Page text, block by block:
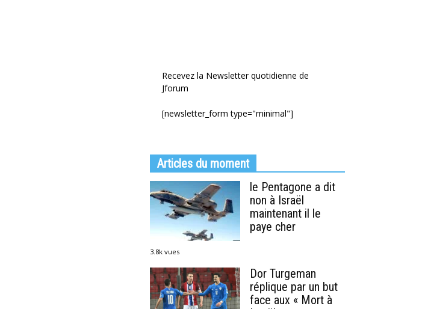
Recevez la Newsletter quotidienne de
Jforum
[newsletter_form type="minimal"]
Articles du moment
le Pentagone a dit
non à Israël
maintenant il le
paye cher
3.8k vues
Dor Turgeman
réplique par un but
face aux « Mort à